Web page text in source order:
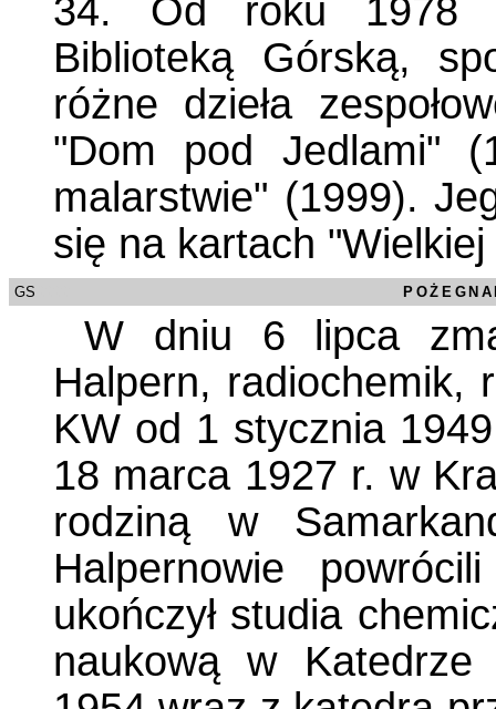
34. Od roku 1978
Biblioteką Górską,
różne dzieła
"Dom pod Jedlami"
malarstwie" (1999).
się na kartach
GS
W dniu 6 lipca
Halpern, radiochemik,
KW od 1 stycznia
18 marca 1927 r. w
rodziną w
Halpernowie
ukończył studia
naukową w